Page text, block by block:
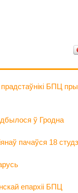
БПЦ
ў Гродна
пачаўся 18
епархіі БПЦ